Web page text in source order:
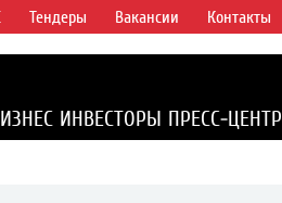
Тендеры Вакансии Контакты
ИНВЕСТОРЫ ПРЕСС-ЦЕНТР